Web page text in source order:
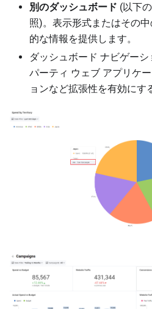
別のダッシュボード (以下
照)。表示形式またはその
的な情報を提供します。
ダッシュボード ナビゲー
パーティ ウェブ アプリケ
ョンなど拡張性を有効にす